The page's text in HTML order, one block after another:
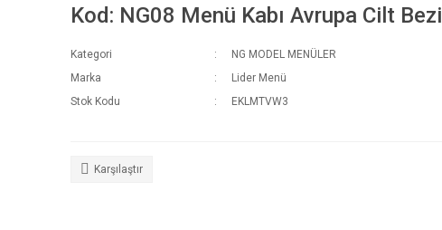
Kod: NG08 Menü Kabı Avrupa Cilt Bezi
Kategori
NG MODEL MENÜLER
Marka
Lider Menü
Stok Kodu
EKLMTVW3
Karşılaştır